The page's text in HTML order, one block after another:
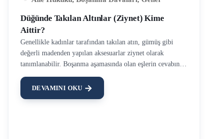
Düğünde Takılan Altınlar (Ziynet) Kime
Aittir?
Genellikle kadınlar tarafından takılan atın, gümüş gibi
değerli madenden yapılan aksesuarlar ziynet olarak
tanımlanabilir. Boşanma aşamasında olan eşlerin cevabını
kime aittir sorusu gelmektedir. Bu dava uygulamada ziynet
davası olarak açılmaktadır. Kolye, küpe, bilezik gibi ziynet
DEVAMINI OKU